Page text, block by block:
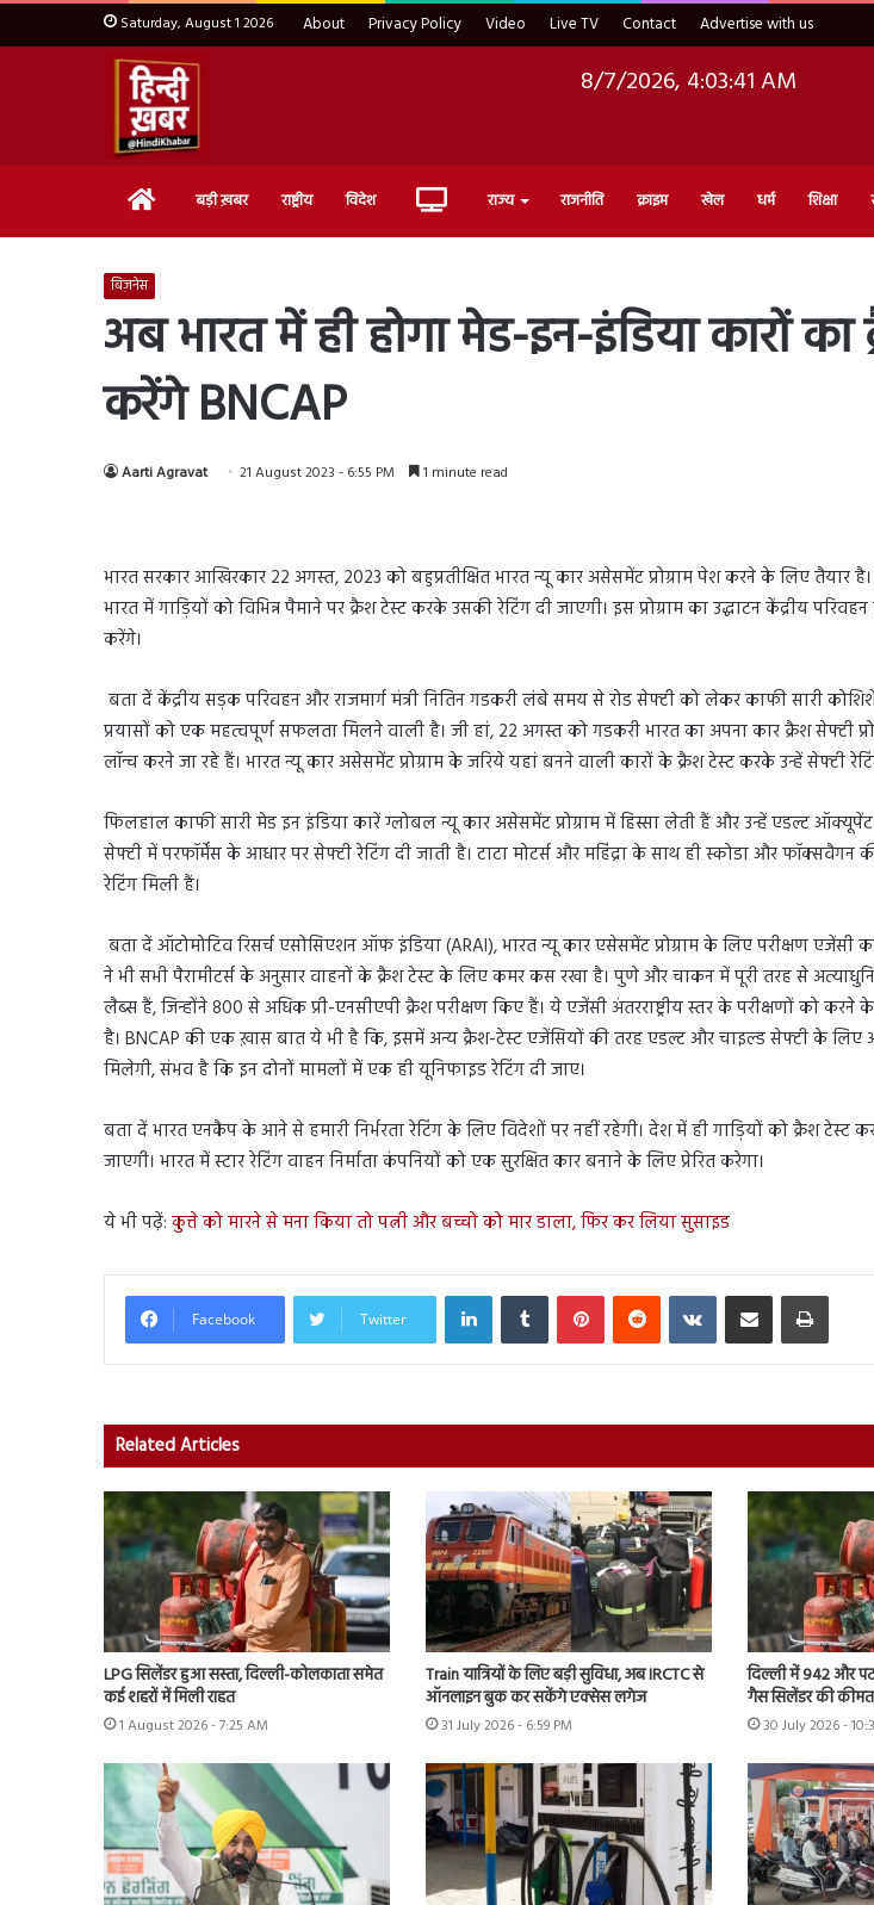
Saturday, August 1 2026 About Privacy Policy Video Live TV Contact Advertise with us
8/7/2026, 4:03:42 AM
Home बड़ी ख़बर राष्ट्रीय विदेश Live राज्य राजनीति क्राइम खेल धर्म शिक्षा
बिज़नेस
अब भारत में ही होगा मेड-इन-इंडिया कारों
करेंगे BNCAP
Aarti Agravat 21 August 2023 - 6:55 PM 1 minute read
भारत सरकार आखिरकार 22 अगस्त, 2023 को बहुप्रतीक्षित भारत न्यू कार असेसमेंट प्रोग्राम पेश करने के लिए तैयार
भारत में गाड़ियों को विभिन्न पैमाने पर क्रैश टेस्ट करके उसकी रेटिंग दी जाएगी। इस प्रोग्राम का उद्धाटन केंद्रीय परिवहन
करेंगे।
बता दें केंद्रीय सड़क परिवहन और राजमार्ग मंत्री नितिन गडकरी लंबे समय से रोड सेफ्टी को लेकर काफी सारी
प्रयासों को एक महत्वपूर्ण सफलता मिलने वाली है। जी हां, 22 अगस्त को गडकरी भारत का अपना कार क्रैश सेफ्टी
लॉन्च करने जा रहे हैं। भारत न्यू कार असेसमेंट प्रोग्राम के जरिये यहां बनने वाली कारों के क्रैश टेस्ट करके उन्हें सेफ्टी
फिलहाल काफी सारी मेड इन इंडिया कारें ग्लोबल न्यू कार असेसमेंट प्रोग्राम में हिस्सा लेती हैं और उन्हें एडल्ट
सेफ्टी में परफॉर्मेंस के आधार पर सेफ्टी रेटिंग दी जाती है। टाटा मोटर्स और महिंद्रा के साथ ही स्कोडा और फॉक्सवैगन
रेटिंग मिली हैं।
बता दें ऑटोमोटिव रिसर्च एसोसिएशन ऑफ इंडिया (ARAI), भारत न्यू कार एसेसमेंट प्रोग्राम के लिए परीक्षण एजेंसी
ने भी सभी पैरामीटर्स के अनुसार वाहनों के क्रैश टेस्ट के लिए कमर कस रखा है। पुणे और चाकन में पूरी तरह से
लैब्स हैं, जिन्होंने 800 से अधिक प्री-एनसीएपी क्रैश परीक्षण किए हैं। ये एजेंसी अंतरराष्ट्रीय स्तर के परीक्षणों को करने
है। BNCAP की एक ख़ास बात ये भी है कि, इसमें अन्य क्रैश-टेस्ट एजेंसियों की तरह एडल्ट और चाइल्ड सेफ्टी के
मिलेगी, संभव है कि इन दोनों मामलों में एक ही यूनिफाइड रेटिंग दी जाए।
बता दें भारत एनकैप के आने से हमारी निर्भरता रेटिंग के लिए विदेशों पर नहीं रहेगी। देश में ही गाड़ियों को क्रैश टेस्ट
जाएगी। भारत में स्टार रेटिंग वाहन निर्माता कंपनियों को एक सुरक्षित कार बनाने के लिए प्रेरित करेगा।
ये भी पढ़ें: कुत्ते को मारने से मना किया तो पत्नी और बच्चो को मार डाला, फिर कर लिया सुसाइड
Facebook Twitter
LinkedInTumblr PinterestReddit VKontakteShare via Email Print
Related Articles
LPG सिलेंडर हुआ सस्ता, दिल्ली-कोलकाता समेत
कई शहरों में मिली राहत
1 August 2026 - 7:25 AM
Train यात्रियों के लिए बड़ी सुविधा, अब IRCTC से
ऑनलाइन बुक कर सकेंगे एक्सेस लगेज
31 July 2026 - 6:59 PM
दिल्ली में 942 और
गैस सिलेंडर की
30 July 2026 -